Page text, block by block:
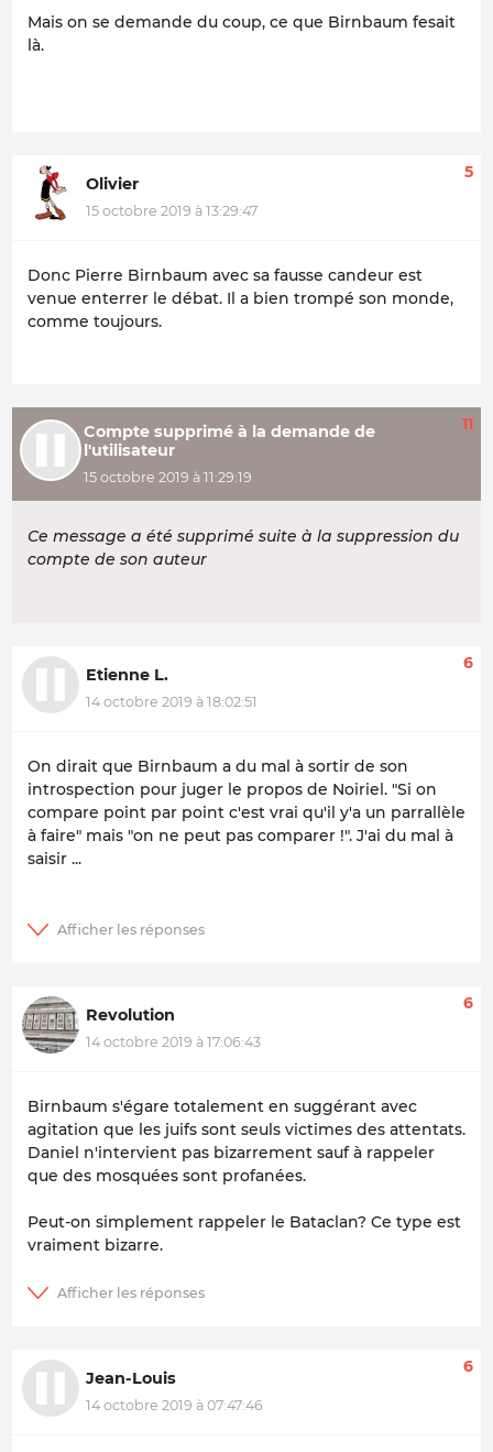
Mais on se demande du coup, ce que Birnbaum fesait
là.
Olivier
15 octobre 2019 à 13:29:47
5
Donc Pierre Birnbaum avec sa fausse candeur est
venue enterrer le débat. Il a bien trompé son monde,
comme toujours.
Compte supprimé à la demande de
l'utilisateur
15 octobre 2019 à 11:29:19
11
Ce message a été supprimé suite à la suppression du
compte de son auteur
Etienne L.
14 octobre 2019 à 18:02:51
6
On dirait que Birnbaum a du mal à sortir de son
introspection pour juger le propos de Noiriel. "Si on
compare point par point c'est vrai qu'il y'a un parrallèle
à faire" mais "on ne peut pas comparer !". J'ai du mal à
saisir ...
Revolution
14 octobre 2019 à 17:06:43
6
Birnbaum s'égare totalement en suggérant avec
agitation que les juifs sont seuls victimes des attentats.
Daniel n'intervient pas bizarrement sauf à rappeler
que des mosquées sont profanées.
Peut-on simplement rappeler le Bataclan? Ce type est
vraiment bizarre.
Jean-Louis
14 octobre 2019 à 07:47:46
6